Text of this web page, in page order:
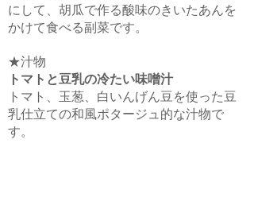
にして、胡瓜で作る酸味のきいたあんを
かけて食べる副菜です。
★汁物
トマトと豆乳の冷たい味噌汁
トマト、玉葱、白いんげん豆を使った豆
乳仕立ての和風ポタージュ的な汁物で
す。